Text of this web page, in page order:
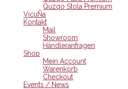
Quzqo Stola Premium
VicuÑa
Kontakt
Mail
Showroom
Händleranfragen
Shop
Mein Account
Warenkorb
Checkout
Events / News